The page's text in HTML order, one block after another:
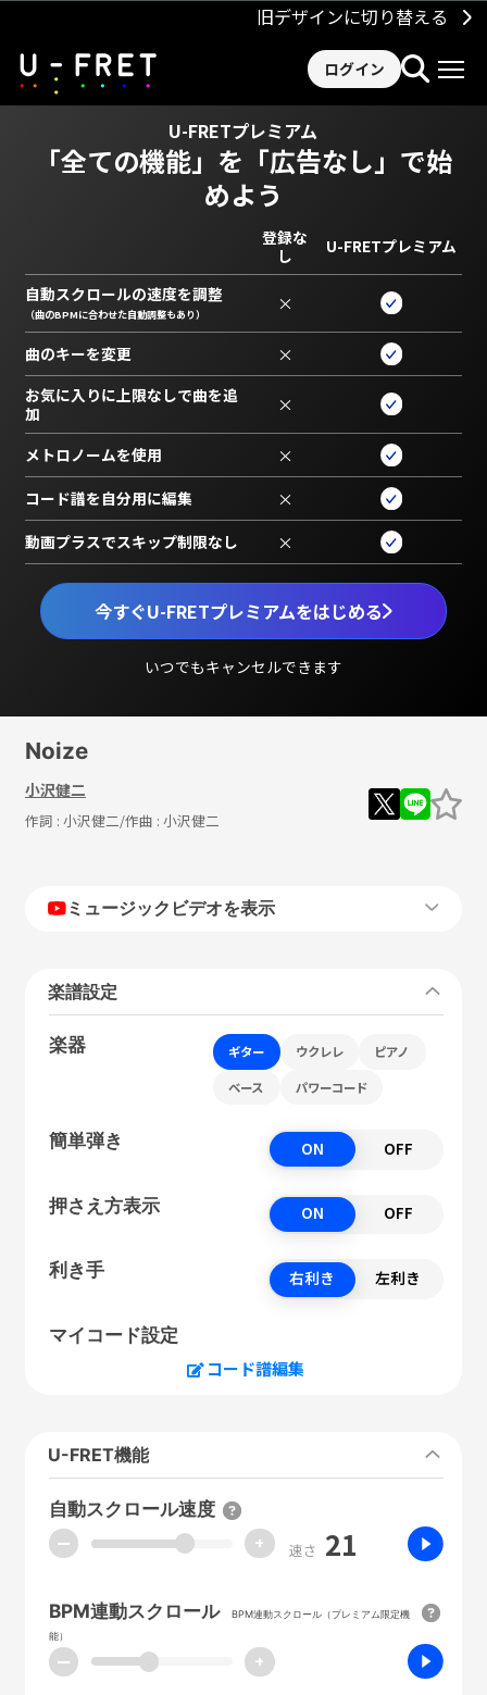
旧デザインに切り替える
ログイン
U-FRETプレミアム
「全ての機能」を 「広告なし」で始
めよう
今すぐU-FRETプレミアムをはじめる
いつでもキャンセルできます
登録な
し
U-FRETプレミアム
自動スクロールの速度を調整
（曲のBPMに合わせた自動調整もあり） ×
曲のキーを変更 ×
お気に入りに上限なしで曲を追
加
×
メトロノームを使用 ×
コード譜を自分用に編集 ×
動画プラスでスキップ制限なし ×
Noize
小沢健二
作詞 : 小沢健二/作曲 : 小沢健二
ミュージックビデオを表示
楽譜設定
楽器 ギター ウクレレ ピアノ
ベース パワーコード
簡単弾き ON OFF
押さえ方表示 ON OFF
利き手 右利き 左利き
マイコード設定
コード譜編集
U-FRET機能
自動スクロール速度
ー + 速さ 21
BPM連動スクロール
BPM連動スクロール（プレミアム限定機
能）
ー +